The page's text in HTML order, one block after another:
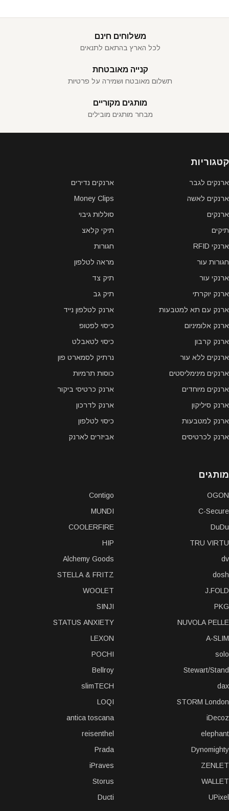
משלוחים חינם
לכל הארץ בהתאם לתנאים
קנייה מאובטחת
תשלום מאובטח ושמירה על פרטיות
מותגים מקוריים
מבחר מותגים מובילים
קטגוריות
ארנקים לגבר
ארנקים לאשה
ארנקים
תיקים
ארנקי RFID
חגורות עור
ארנקי עור
ארנק יוקרתי
ארנק עם תא למטבעות
ארנק אלומיניום
ארנק קרבון
ארנקים ללא עור
ארנקים מינימליסטים
ארנקים מיוחדים
ארנק סיליקון
ארנק למטבעות
ארנק לכרטיסים
ארנקים נדירים
Money Clips
סוללות גיבוי
תיקי קלאצ
חגורות
מראה לטלפון
תיק צד
תיק גב
ארנק לטלפון נייד
כיסוי לפטופ
כיסוי לטאבלט
נרתיק לסמארט פון
כוסות תרמיות
ארנק כרטיסי ביקור
ארנק לדרכון
כיסוי לטלפון
אביזרים לארנק
מותגים
OGON
C-Secure
DuDu
TRU VIRTU
dv
dosh
J.FOLD
PKG
NUVOLA PELLE
A-SLIM
solo
Stewart/Stand
dax
STORM London
iDecoz
elephant
Dynomighty
ZENLET
WALLET
UPixel
Contigo
MUNDI
COOLERFIRE
HIP
Alchemy Goods
STELLA & FRITZ
WOOLET
SINJI
STATUS ANXIETY
LEXON
POCHI
Bellroy
slimTECH
LOQI
antica toscana
reisenthel
Prada
iPraves
Storus
Ducti